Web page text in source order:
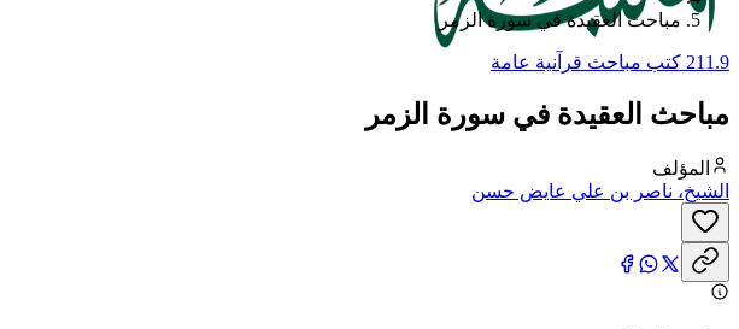
مباحث العقيدة في سورة الزمر
211.9 كتب مباحث قرآنية عامة
مباحث العقيدة في سورة الزمر
المؤلف
الشيخ، ناصر بن علي عايض حسن